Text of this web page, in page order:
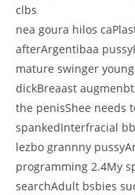
clbs
nea goura hilos
afterArgentibaa
mature swinger
dickBreaast
the penisShee needs
spankedInterfracial
lezbo grannny
programming 2.4My
searchAdult bsbies